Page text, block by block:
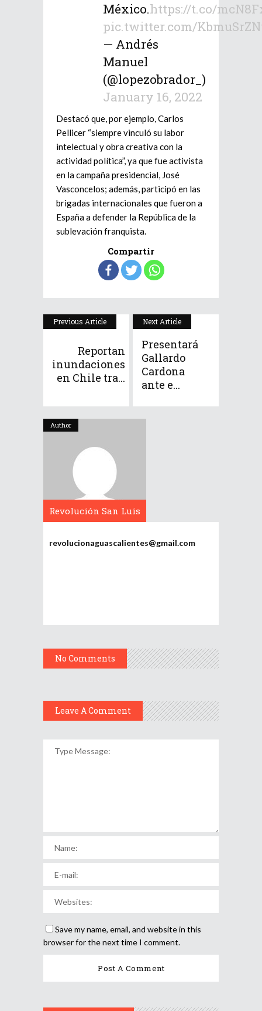
México.https://t.co/
pic.twitter.com/
— Andrés
Manuel
(@lopezobrador_)
January 16, 2022
Destacó que, por ejemplo, Carlos
Pellicer “siempre vinculó su labor
intelectual y obra creativa con la
actividad política”, ya que fue activista
en la campaña presidencial, José
Vasconcelos; además, participó en las
brigadas internacionales que fueron a
España a defender la República de la
sublevación franquista.
Compartir
Previous Article
Reportan
inundaciones
en Chile tra...
Next Article
Presentará
Gallardo
Cardona
ante e...
Author
Revolución San Luis
revolucionaguascalientes@gmail.com
No Comments
Leave A Comment
Save my name, email, and website in this
browser for the next time I comment.